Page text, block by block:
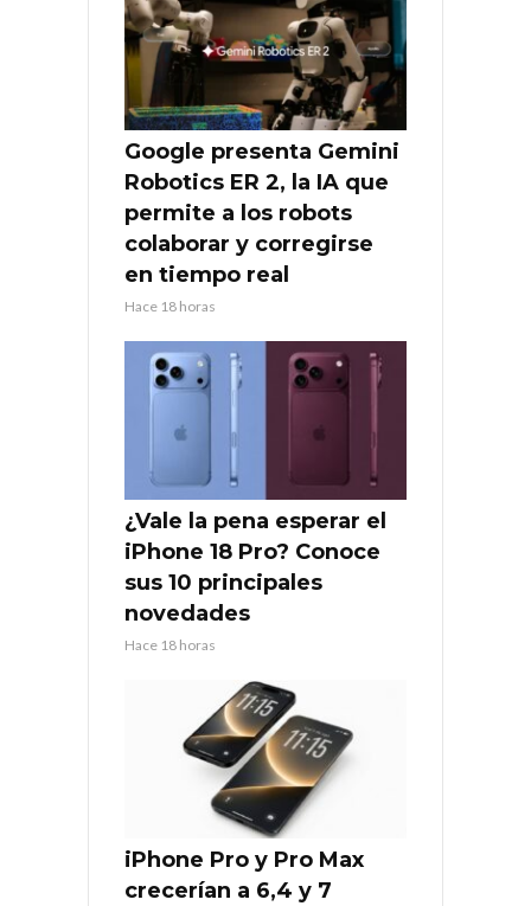
Google presenta Gemini
Robotics ER 2, la IA que
permite a los robots
colaborar y corregirse
en tiempo real
Hace 18 horas
¿Vale la pena esperar el
iPhone 18 Pro? Conoce
sus 10 principales
novedades
Hace 18 horas
iPhone Pro y Pro Max
crecerían a 6,4 y 7